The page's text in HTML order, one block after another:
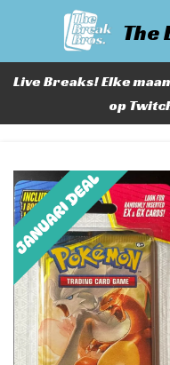
The
Live Breaks! Elke
op